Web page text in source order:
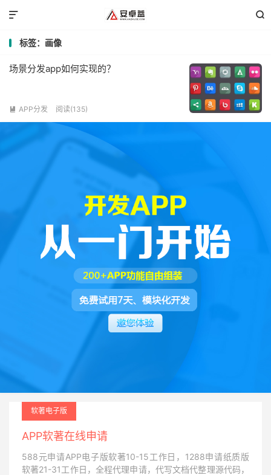


标签：画像
场景分发app如何实现的？
 APP分发 阅读(135)
软著电子版
APP软著在线申请
588元申请APP电子版软著10-15工作日，1288申请纸质版
软著21-31工作日，全程代理申请，代写文档代整理源代码，